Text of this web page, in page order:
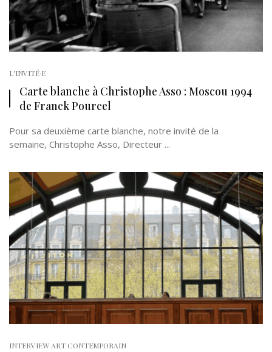
L'INVITÉ·E
Carte blanche à Christophe Asso : Moscou 1994
de Franck Pourcel
Pour sa deuxième carte blanche, notre invité de la
semaine, Christophe Asso, Directeur ...
INTERVIEW ART CONTEMPORAIN